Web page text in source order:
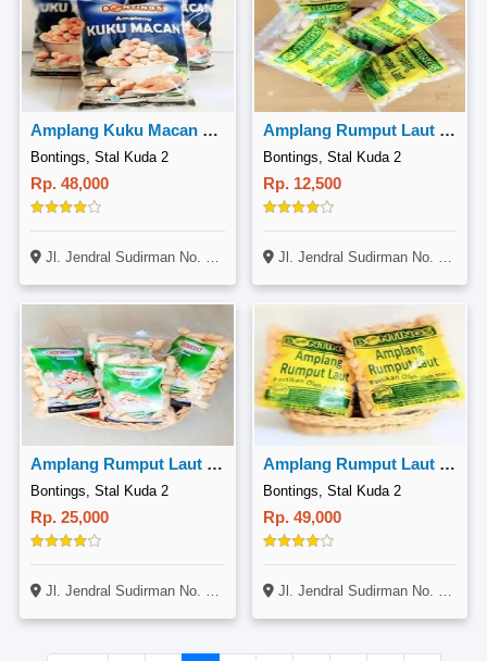
Amplang Kuku Macan 400 Gr
Bontings, Stal Kuda 2
Rp. 48,000
Jl. Jendral Sudirman No. 14, Gunung Bahagia, Balikpapan Selatan
Amplang Rumput Laut 100 Gr
Bontings, Stal Kuda 2
Rp. 12,500
Jl. Jendral Sudirman No. 14, Gunung Bahagia, Balikpapan Selatan
Amplang Rumput Laut 200 Gr
Bontings, Stal Kuda 2
Rp. 25,000
Jl. Jendral Sudirman No. 14, Gunung Bahagia, Balikpapan Selatan
Amplang Rumput Laut 400 Gr
Bontings, Stal Kuda 2
Rp. 49,000
Jl. Jendral Sudirman No. 14, Gunung Bahagia, Balikpapan Selatan